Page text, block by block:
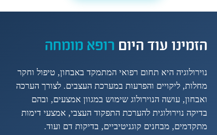
נוירולוגיה היא תחום רפואי המתמקד באבחון, טיפול וחקר
מחלות, ליקויים והפרעות במערכת העצבים. לצורך הערכה
ואבחון, עושה הנוירולוג שימוש במגוון אמצעים, ובהם
בדיקה נוירולוגית להערכת התפקוד העצבי, אמצעי דימות
מתקדמים, מבחנים קוגניטיביים, בדיקות דם ועוד.
הזמינו עוד היום רופא מומחה